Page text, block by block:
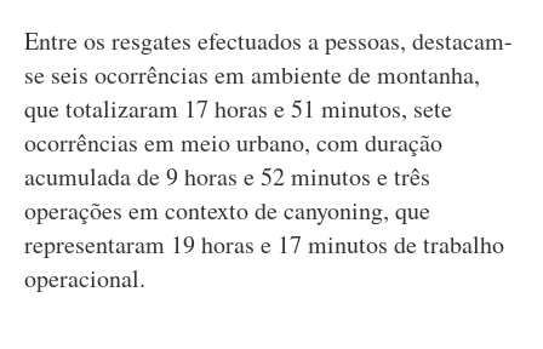
Entre os resgates efectuados a pessoas, destacam-
se seis ocorrências em ambiente de montanha,
que totalizaram 17 horas e 51 minutos, sete
ocorrências em meio urbano, com duração
acumulada de 9 horas e 52 minutos e três
operações em contexto de canyoning, que
representaram 19 horas e 17 minutos de trabalho
operacional.